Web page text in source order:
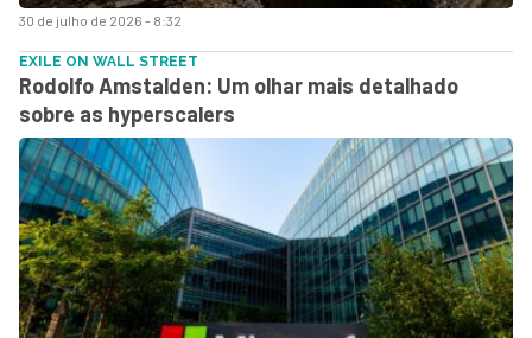
30 de julho de 2026 - 8:32
EXILE ON WALL STREET
Rodolfo Amstalden: Um olhar mais detalhado
sobre as hyperscalers